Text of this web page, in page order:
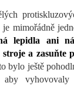
mimořádně
lepidla ani
a zasuňte
bylo ještě
vyhovovaly